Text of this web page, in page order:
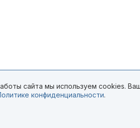
сайта мы используем cookies.
конфиденциальности.